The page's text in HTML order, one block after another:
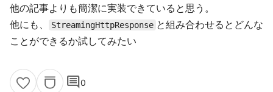
他の記事よりも簡潔に実装できていると思う。
他にも、
StreamingHttpResponse と組み合わせるとどんな
ことができるか試してみたい
comment0